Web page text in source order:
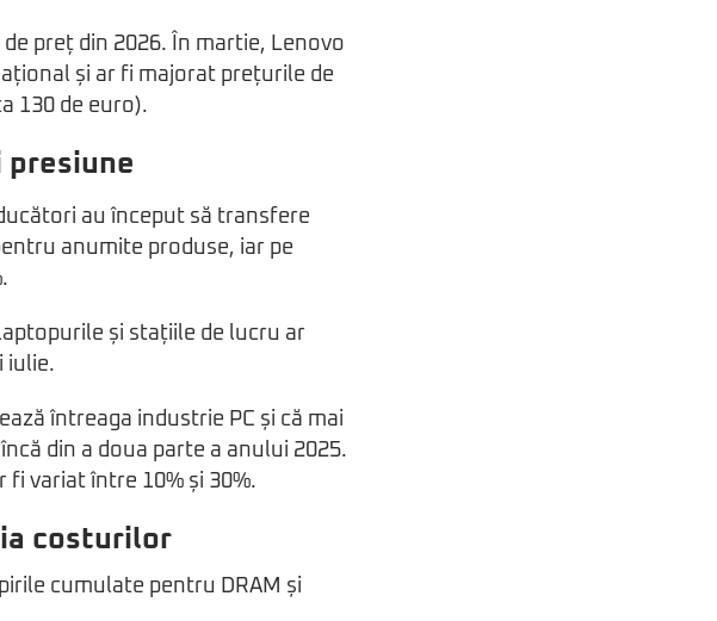
preț din 2026. În martie, Lenovo
și ar fi majorat prețurile de
130 de euro).
presiune
au început să transfere
anumite produse, iar pe
și stațiile de lucru ar
iulie.
întreaga industrie PC și că mai
din a doua parte a anului 2025.
variat între 10% și 30%.
costurilor
cumulate pentru DRAM și